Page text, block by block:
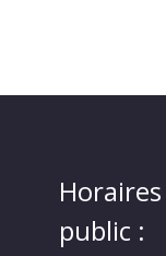
public :